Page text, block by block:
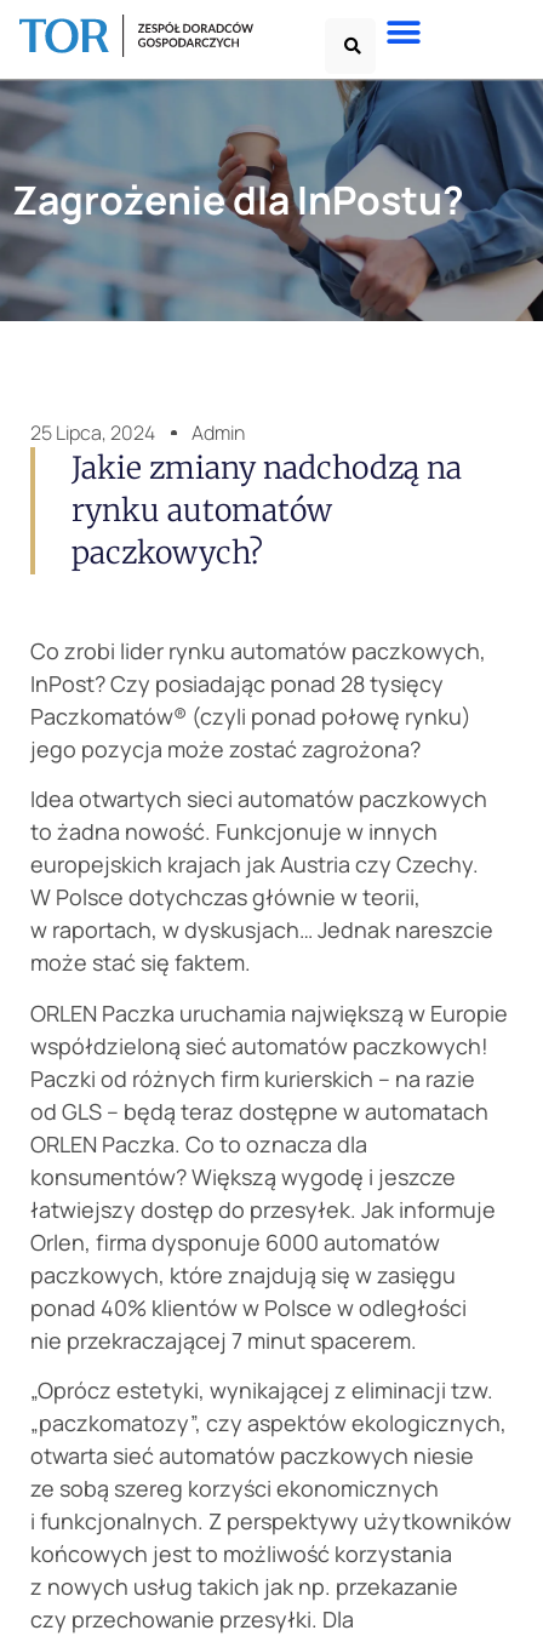
Zagrożenie dla InPostu?
25 Lipca, 2024 Admin
Jakie zmiany nadchodzą na
rynku automatów
paczkowych?
Co zrobi lider rynku automatów paczkowych,
InPost? Czy posiadając ponad 28 tysięcy
Paczkomatów® (czyli ponad połowę rynku)
jego pozycja może zostać zagrożona?
Idea otwartych sieci automatów paczkowych
to żadna nowość. Funkcjonuje w innych
europejskich krajach jak Austria czy Czechy.
W Polsce dotychczas głównie w teorii,
w raportach, w dyskusjach… Jednak nareszcie
może stać się faktem.
ORLEN Paczka uruchamia największą w Europie
współdzieloną sieć automatów paczkowych!
Paczki od różnych firm kurierskich – na razie
od GLS – będą teraz dostępne w automatach
ORLEN Paczka. Co to oznacza dla
konsumentów? Większą wygodę i jeszcze
łatwiejszy dostęp do przesyłek. Jak informuje
Orlen, firma dysponuje 6000 automatów
paczkowych, które znajdują się w zasięgu
ponad 40% klientów w Polsce w odległości
nie przekraczającej 7 minut spacerem.
„Oprócz estetyki, wynikającej z eliminacji tzw.
„paczkomatozy”, czy aspektów ekologicznych,
otwarta sieć automatów paczkowych niesie
ze sobą szereg korzyści ekonomicznych
i funkcjonalnych. Z perspektywy użytkowników
końcowych jest to możliwość korzystania
z nowych usług takich jak np. przekazanie
czy przechowanie przesyłki. Dla